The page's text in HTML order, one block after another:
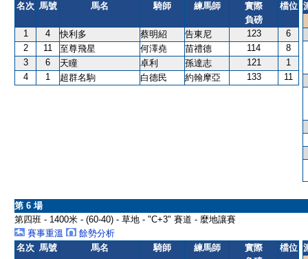
名次 馬號 馬名 騎師 練馬師
實際
負磅
檔位
1 4 快利多 蔡明紹 告東尼 123
6
2
11 至尊飛星 何澤堯 苗禮德 114
8
3
6 天瞳 卓利 孫達志 121
1
4
1 超群名駒 白德民 約翰摩亞 133 11
第 6 場
第四班 - 1400米 - (60-40) - 草地 - "C+3" 賽道 - 麼地讓賽
賽事重溫
餘勢分析
名次 馬號 馬名 騎師 練馬師
實際
檔位